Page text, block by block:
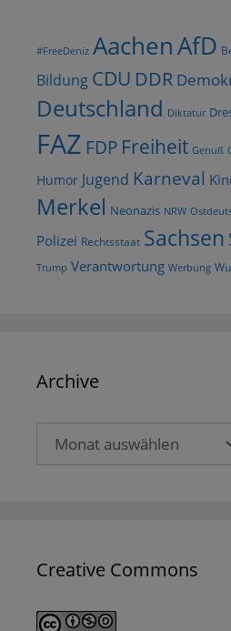
#FreeDeniz AachenAfD
Bildung CDU DDR
Deutschland Diktatur
FAZ FDP Freiheit Genuß
Humor Jugend Karneval
Merkel Neonazis NRW
Polizei Rechtsstaat Sachsen
Trump Verantwortung Werbung
Archive
Creative Commons